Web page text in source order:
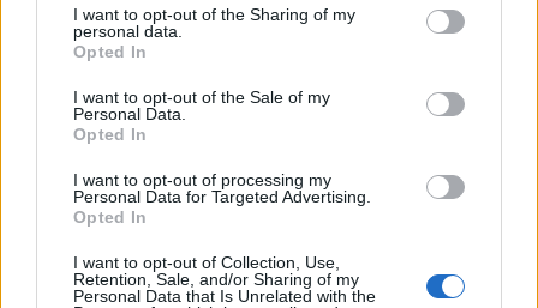
not limited to your visit or usage behaviour. You may click to
grant or deny consent to Google and its third-party tags to
use your data for below specified purposes in below Google
consent section.
I want to opt-out of the Sharing of my
personal data.
Opted In
I want to opt-out of the Sale of my
Personal Data.
Opted In
I want to opt-out of processing my
Personal Data for Targeted Advertising.
Opted In
I want to opt-out of Collection, Use,
Retention, Sale, and/or Sharing of my
Personal Data that Is Unrelated with the